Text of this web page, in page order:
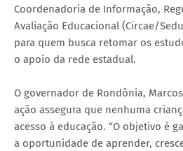
Coordenadoria de Informação,
Avaliação Educacional (Circae/
para quem busca retomar os
o apoio da rede estadual.
O governador de Rondônia,
ação assegura que nenhuma
acesso à educação. “O objetivo é
a oportunidade de aprender,